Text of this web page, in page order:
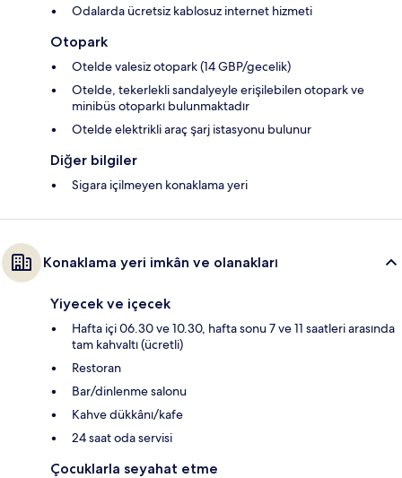
Odalarda ücretsiz kablosuz internet hizmeti
Otopark
Otelde valesiz otopark (14 GBP/gecelik)
Otelde, tekerlekli sandalyeyle erişilebilen otopark ve
minibüs otoparkı bulunmaktadır
Otelde elektrikli araç şarj istasyonu bulunur
Diğer bilgiler
Sigara içilmeyen konaklama yeri
Konaklama yeri imkân ve olanakları
Yiyecek ve içecek
Hafta içi 06.30 ve 10.30, hafta sonu 7 ve 11 saatleri arasında
tam kahvaltı (ücretli)
Restoran
Bar/dinlenme salonu
Kahve dükkânı/kafe
24 saat oda servisi
Çocuklarla seyahat etme